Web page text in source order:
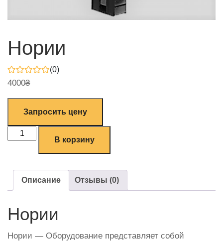
Нории
(0)
4000₴
Запросить цену
В корзину
Описание Отзывы (0)
Нории
Нории — Оборудование представляет собой